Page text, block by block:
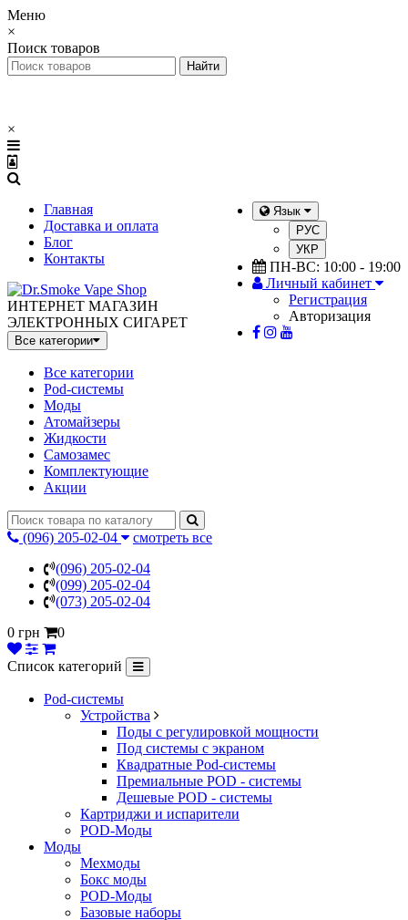
Меню
×
Поиск товаров
×
Главная
Доставка и оплата
Блог
Контакты
Язык
РУС
УКР
ПН-ВС: 10:00 - 19:00
Личный кабинет
Регистрация
Авторизация
ИНТЕРНЕТ МАГАЗИН
ЭЛЕКТРОННЫХ СИГАРЕТ
Все категории
Все категории
Pod-системы
Моды
Атомайзеры
Жидкости
Самозамес
Комплектующие
Акции
(096) 205-02-04
смотреть все
(096) 205-02-04
(099) 205-02-04
(073) 205-02-04
0 грн
0
Список категорий
Pod-системы
Устройства
Поды с регулировкой мощности
Под системы с экраном
Квадратные Pod-системы
Премиальные POD - системы
Дешевые POD - системы
Картриджи и испарители
POD-Моды
Моды
Мехмоды
Бокс моды
POD-Моды
Базовые наборы